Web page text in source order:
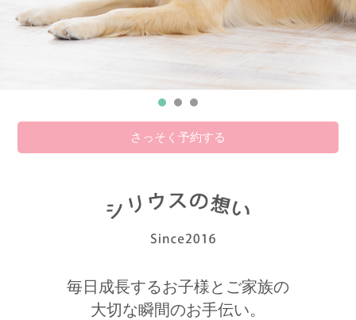
さっそく予約する
毎日成長するお子様とご家族の
大切な瞬間のお手伝い。